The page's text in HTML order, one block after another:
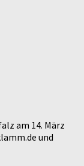
am 14. März
und